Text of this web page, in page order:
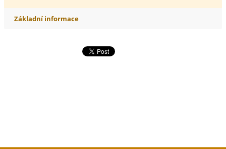
Základní informace